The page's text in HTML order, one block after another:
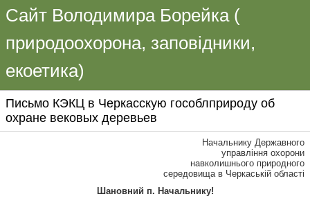
Сайт Володимира Борейка (
природоохорона, заповідники,
екоетика)
Письмо КЭКЦ в Черкасскую гособлприроду об
охране вековых деревьев
Начальнику Державного
управління охорони
навколишнього природного
середовища в Черкаській області
Шановний п. Начальнику!